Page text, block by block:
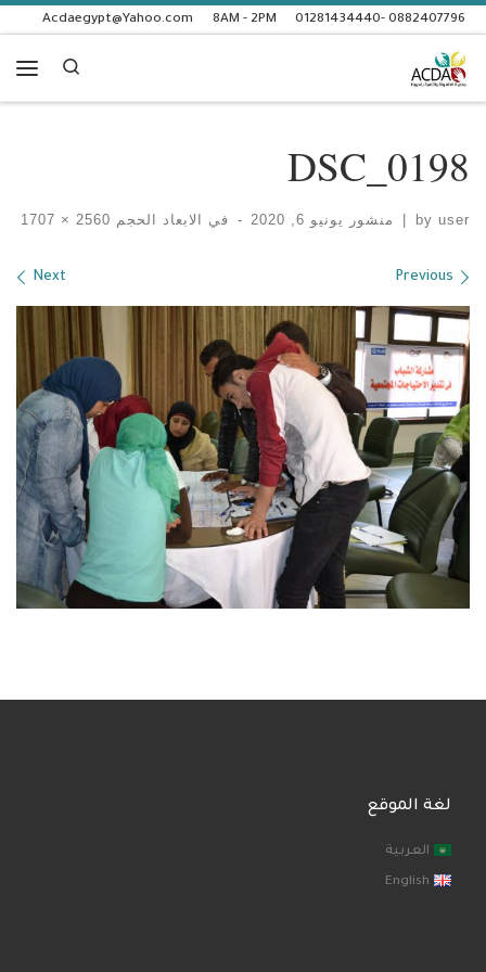
Skip to content
0882407796 -01281434440
8AM - 2PM
Acdaegypt@Yahoo.com
Search
DSC_0198
by user منشور يونيو 6, 2020 - في الابعاد الحجم
Images navigation
Previous
Next
لغة الموقع
العربية
English